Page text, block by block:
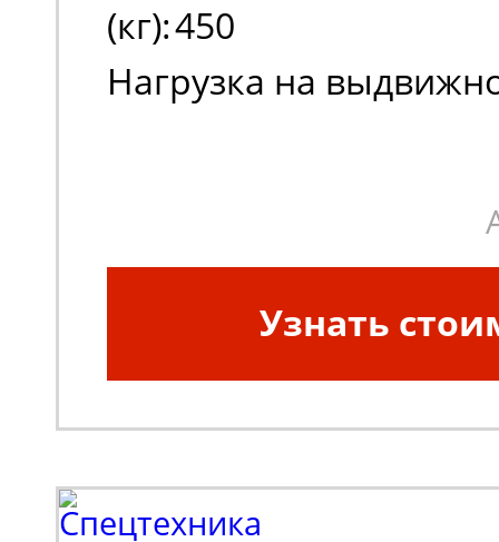
(кг):450
Нагрузка на
Узнать